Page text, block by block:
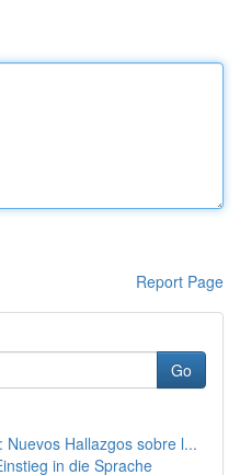
Report Page
Go
Hallazgos sobre l...
in die Sprache